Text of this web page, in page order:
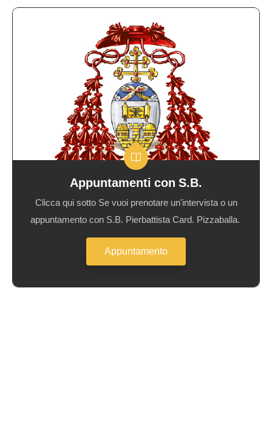
Appuntamenti con S.B.
Clicca qui sotto Se vuoi prenotare un'intervista o un
appuntamento con S.B. Pierbattista Card. Pizzaballa.
Appuntamento